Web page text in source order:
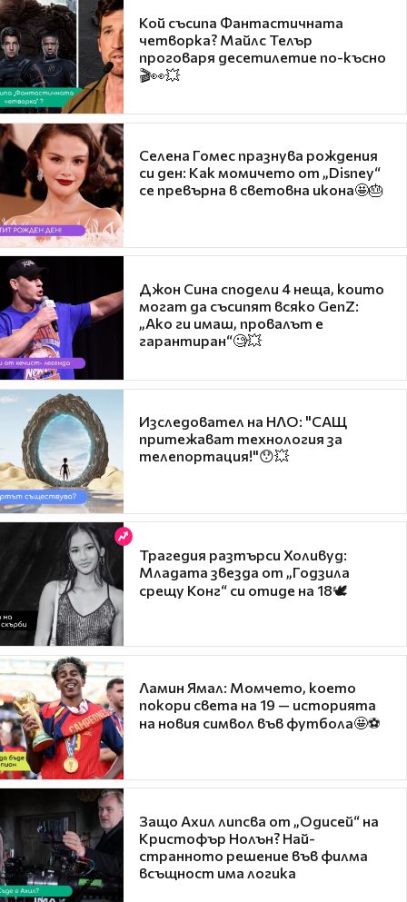
Кой съсипа Фантастичната
четворка? Майлс Телър
проговаря десетилетие по-късно
🎬👀💥
Селена Гомес празнува рождения
си ден: Как момичето от „Disney“
се превърна в световна икона🤩🎂
Джон Сина сподели 4 неща, които
могат да съсипят всяко GenZ:
„Ако ги имаш, провалът е
гарантиран“🧐💥
Изследовател на НЛО: "САЩ
притежават технология за
телепортация!"😯💥
Трагедия разтърси Холивуд:
Младата звезда от „Годзила
срещу Конг“ си отиде на 18🕊️
Ламин Ямал: Момчето, което
покори света на 19 — историята
на новия символ във футбола🤩⚽
Защо Ахил липсва от „Одисей“ на
Кристофър Нолън? Най-
странното решение във филма
всъщност има логика